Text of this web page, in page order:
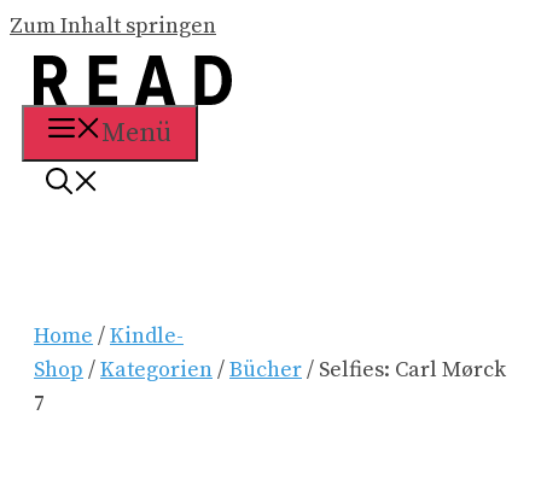
Zum Inhalt springen
Menü
Home /Kindle-
Shop /Kategorien/Bücher/ Selfies: Carl Mørck
7